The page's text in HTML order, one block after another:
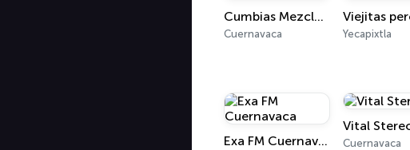
Cumbias Mezcladas
Cuernavaca Yecapixtla
Exa FM Cuernavaca
Vital
Cuernavaca